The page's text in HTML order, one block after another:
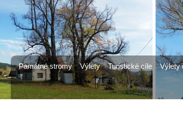
Památné stromy Výlety Turistické cíle Výlety